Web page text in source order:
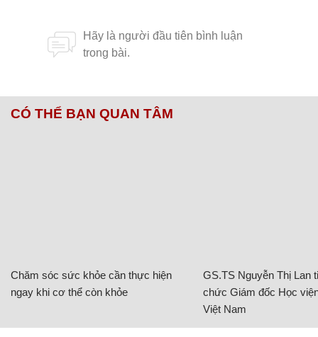
CÓ THỂ BẠN QUAN TÂM
Chăm sóc sức khỏe cần thực hiện
ngay khi cơ thể còn khỏe
GS.TS Nguyễn Thị Lan
chức Giám đốc Học
Việt Nam